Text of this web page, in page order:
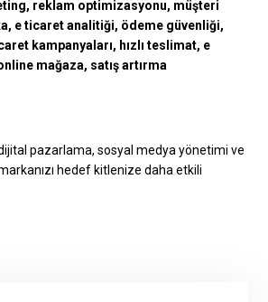
pazarlama, sosyal medya yönetimi ve
hedef kitlenize daha etkili